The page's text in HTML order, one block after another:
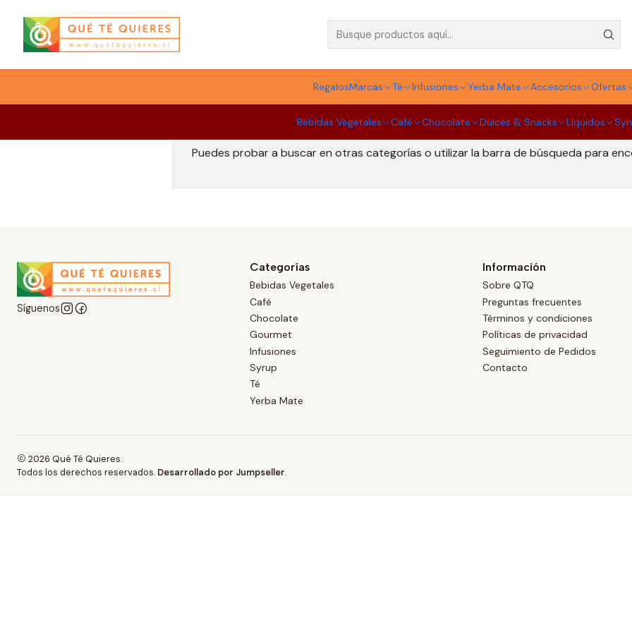
RegalosMarcas Té Infusiones Yerba Mate Accesorios Ofertas
Bebidas Vegetales Café Chocolate Dulces & Snacks Líquidos
Café de Finca
Todavía no hay productos disponibles aquí
Puedes probar a buscar en otras categorías o utilizar la barra de búsqueda para
Síguenos
Categorías
Bebidas Vegetales
Café
Chocolate
Gourmet
Infusiones
Syrup
Té
Yerba Mate
Información
Sobre QTQ
Preguntas frecuentes
Términos y condiciones
Políticas de privacidad
Seguimiento de Pedidos
Contacto
2026 Qué Té Quieres.
Todos los derechos reservados. Desarrollado por Jumpseller.